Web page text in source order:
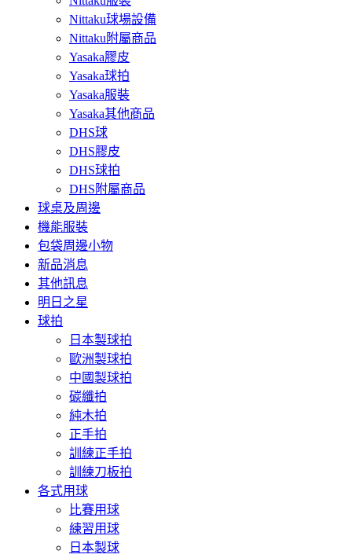
Nittaku球場設備
Nittaku附屬商品
Yasaka膠皮
Yasaka球拍
Yasaka服裝
Yasaka其他商品
DHS球
DHS膠皮
DHS球拍
DHS附屬商品
球桌及周邊
機能服裝
包袋周邊小物
新品消息
其他訊息
明日之星
球拍
日本製球拍
歐洲製球拍
中國製球拍
碳纖拍
純木拍
正手拍
訓練正手拍
訓練刀板拍
各式用球
比賽用球
練習用球
日本製球